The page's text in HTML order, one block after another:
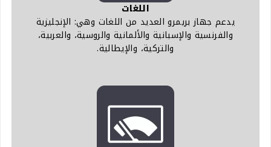
اللغات
يدعم جهاز بريمرو العديد من اللغات وهي: الإنجليزية
والفرنسية والإسبانية والألمانية والروسية، والعربية،
والتركية، والإيطالية.